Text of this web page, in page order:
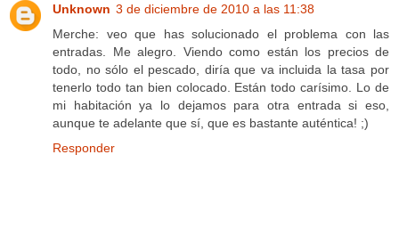
Unknown 3 de diciembre de 2010 a las 11:38
Merche: veo que has solucionado el problema con las
entradas. Me alegro. Viendo como están los precios de
todo, no sólo el pescado, diría que va incluida la tasa por
tenerlo todo tan bien colocado. Están todo carísimo. Lo de
mi habitación ya lo dejamos para otra entrada si eso,
aunque te adelante que sí, que es bastante auténtica! ;)
Responder